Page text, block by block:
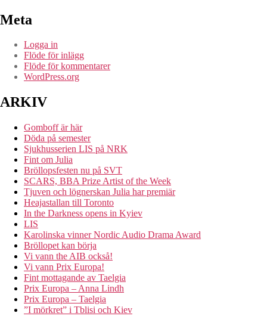
Meta
Logga in
Flöde för inlägg
Flöde för kommentarer
WordPress.org
ARKIV
Gomboff är här
Döda på semester
Sjukhusserien LIS på NRK
Fint om Julia
Bröllopsfesten nu på SVT
SCARS, BBA Prize Artist of the Week
Tjuven och lögnerskan Julia har premiär
Heajastallan till Toronto
In the Darkness opens in Kyiev
LIS
Karolinska vinner Nordic Audio Drama Award
Bröllopet kan börja
Vi vann the AIB också!
Vi vann Prix Europa!
Fint mottagande av Taelgia
Prix Europa – Anna Lindh
Prix Europa – Taelgia
”I mörkret” i Tblisi och Kiev